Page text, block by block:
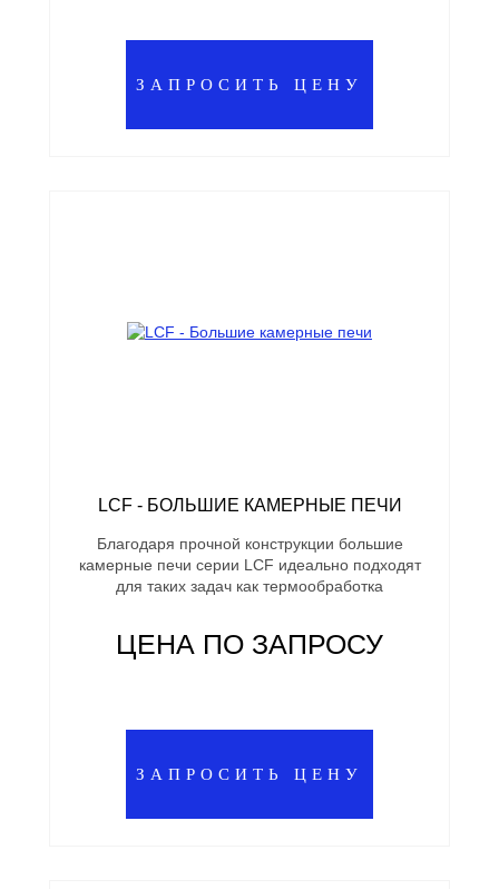
ЗАПРОСИТЬ ЦЕНУ
LCF - БОЛЬШИЕ КАМЕРНЫЕ ПЕЧИ
Благодаря прочной конструкции большие
камерные печи серии LCF идеально подходят
для таких задач как термообработка
ЦЕНА ПО ЗАПРОСУ
ЗАПРОСИТЬ ЦЕНУ